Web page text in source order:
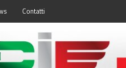
Contatti